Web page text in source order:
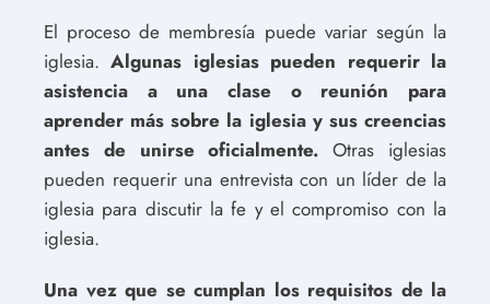
El proceso de membresía puede variar según la
iglesia.Algunas iglesias pueden requerir la
asistencia a una clase o reunión para
aprender más sobre la iglesia y sus creencias
antes de unirse oficialmente. Otras iglesias
pueden requerir una entrevista con un líder de la
iglesia para discutir la fe y el compromiso con la
iglesia.
Una vez que se cumplan los requisitos de la